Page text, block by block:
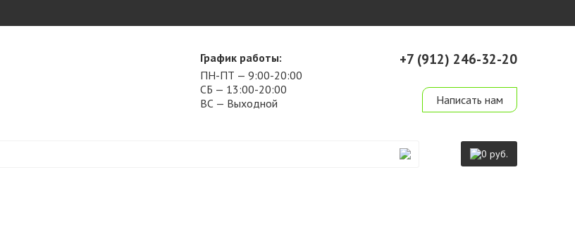
График работы:
ПН-ПТ — 9:00-20:00
СБ — 13:00-20:00
ВС — Выходной
+7 (912) 246-32-20
Написать нам
0 руб.